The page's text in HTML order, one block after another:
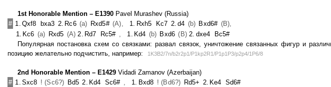
1st Honorable Mention – E1390 Pavel Murashev (Russia)
# 1. Qxf8 bxa3 2. Rc6 (a) Rxd5# (A), 1. Rxh5 Kc7 2. d4 (b) Bxd6# (B),
1. Kc6 (a) Rxd5 (A) 2. Rd7 Rc5# , 1. Kd4 (b) Bxd6 (B)2. dxe4
Bc5#
Популярная постановка схем со связками: развал связок, уничтожение связанных фигур и
позицию желательно подчистить, например:
1K3B2/7n/b2r2p1/P1kp2R1/P1p1P3/p2p4/1P6/8
2nd Honorable Mention – E1429 Vidadi Zamanov (Azerbaijan)
# 1. Sxc8 ! (Sc6?) Bd5 2. Kd4 Sc6# , 1. Bxd8 ! (Bd6?) Rd5+ 2. Ke4 Sd6#